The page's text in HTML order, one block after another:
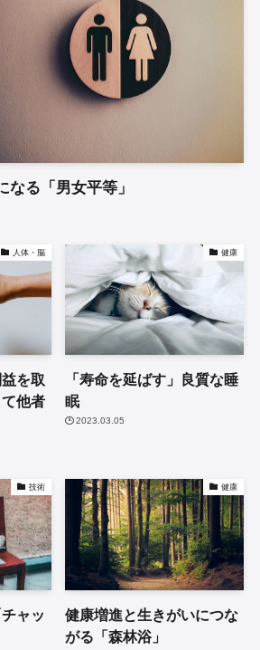
なる「男女平等」
人体・脳
を取
他者
健康
「寿命を延ばす」良質な睡
眠
2023.03.05
技術
ャッ
健康
健康増進と生きがいにつな
がる「森林浴」